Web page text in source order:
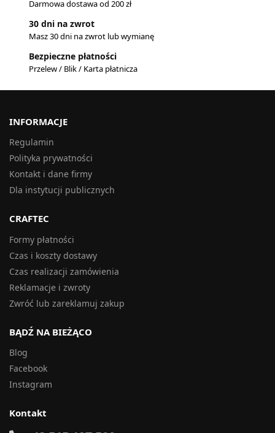
Darmowa dostawa od 200 zł
30 dni na zwrot
Masz 30 dni na zwrot lub wymianę
Bezpieczne płatności
Przelew / Blik / Karta płatnicza
INFORMACJE
Regulamin
Polityka prywatności
Kontakt i dane firmy
Dla instytucji publicznych
CRAFTEC
Formy płatności
Czas i koszty dostawy
Czas realizacji zamówienia
Reklamacje i zwroty
Zwróć lub zareklamuj zakup
BĄDŹ NA BIEŻĄCO
Blog
Facebook
Instagram
Kontakt